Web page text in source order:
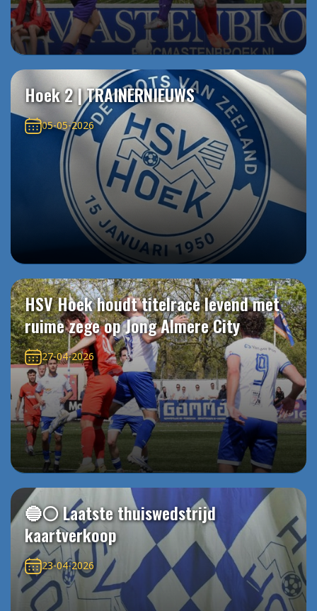
Hoek 2 | TRAINERNIEUWS
05-05-2026
HSV Hoek houdt titelrace levend met
ruime zege op Jong Almere City
27-04-2026
🔵⚪️ Laatste thuiswedstrijd
kaartverkoop
23-04-2026